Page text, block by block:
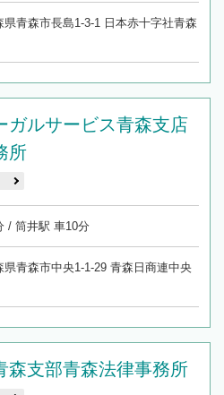
県青森市長島1-3-1 日本赤十字社青森
ガルサービス青森支店
所
/ 筒井駅 車10分
県青森市中央1-1-29 青森日商連中央
森支部青森法律事務所